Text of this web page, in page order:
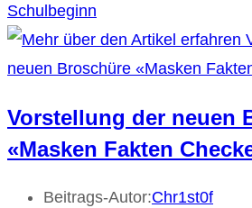
Schulbeginn
Vorstellung der neuen
«Masken Fakten
Beitrags-Autor:Chr1st0f